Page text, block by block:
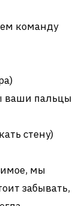
команду
ваши пальцы
стену)
мы
забывать,